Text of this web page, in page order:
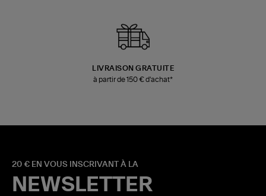
LIVRAISON GRATUITE
à partir de 150 € d'achat*
20 € EN VOUS INSCRIVANT À LA
NEWSLETTER